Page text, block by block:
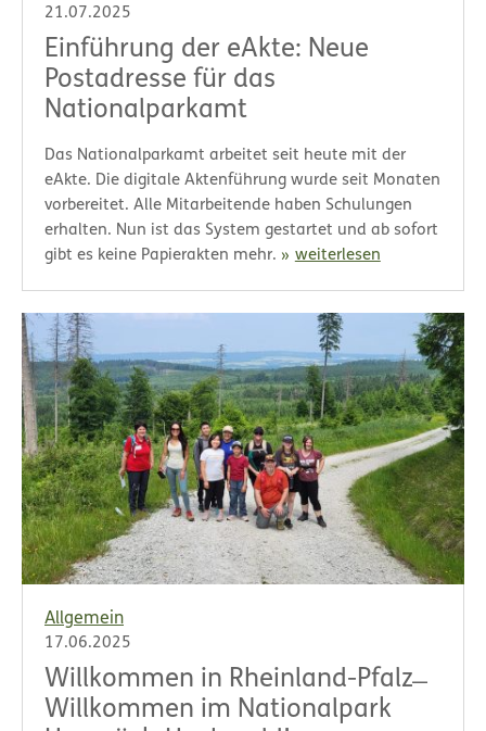
21.07.2025
Einführung der eAkte: Neue
Postadresse für das
Nationalparkamt
Das Nationalparkamt arbeitet seit heute mit der
eAkte. Die digitale Aktenführung wurde seit Monaten
vorbereitet. Alle Mitarbeitende haben Schulungen
erhalten. Nun ist das System gestartet und ab sofort
gibt es keine Papierakten mehr.
weiterlesen
Allgemein
17.06.2025
Willkommen in Rheinland-Pfalz ̶
Willkommen im Nationalpark